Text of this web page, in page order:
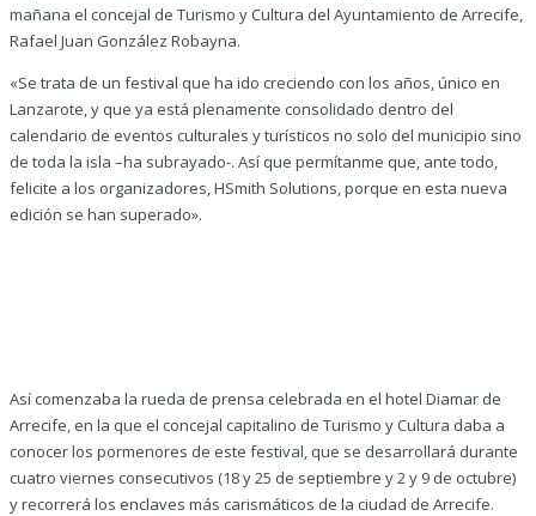
mañana el concejal de Turismo y Cultura del Ayuntamiento de Arrecife,
Rafael Juan González Robayna.
«Se trata de un festival que ha ido creciendo con los años, único en
Lanzarote, y que ya está plenamente consolidado dentro del
calendario de eventos culturales y turísticos no solo del municipio sino
de toda la isla –ha subrayado-. Así que permítanme que, ante todo,
felicite a los organizadores, HSmith Solutions, porque en esta nueva
edición se han superado».
Así comenzaba la rueda de prensa celebrada en el hotel Diamar de
Arrecife, en la que el concejal capitalino de Turismo y Cultura daba a
conocer los pormenores de este festival, que se desarrollará durante
cuatro viernes consecutivos (18 y 25 de septiembre y 2 y 9 de octubre)
y recorrerá los enclaves más carismáticos de la ciudad de Arrecife.